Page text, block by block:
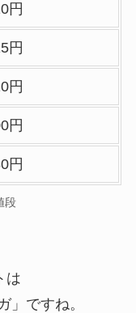
円
円
円
円
円
段
は
」ですね。